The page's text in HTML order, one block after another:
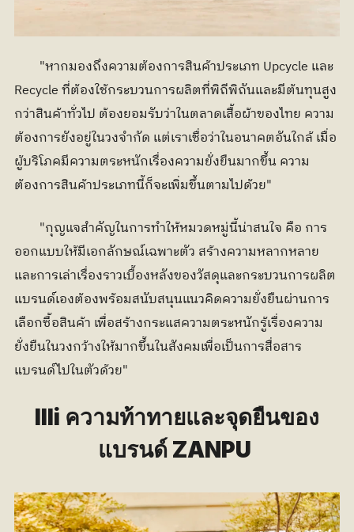
Recycle ที่ต้องใช้กระบวนการผลิตที่พิถีพิถันและมีต้นทุนสูง
กว่าสินค้าทั่วไป ต้องยอมรับว่าในตลาดเสื้อผ้าของไทย ความ
ต้องการยังอยู่ในวงจำกัด แต่เราเชื่อว่าในอนาคตอันใกล้ เมื่อ
ผู้บริโภคมีความตระหนักเรื่องความยั่งยืนมากขึ้น ความ
ต้องการสินค้าประเภทนี้ก็จะเพิ่มขึ้นตามไปด้วย"
ออกแบบให้มีเอกลักษณ์เฉพาะตัว สร้างความหลากหลาย
และการเล่าเรื่องราวเบื้องหลังของวัสดุและกระบวนการผลิต
แบรนด์เองต้องพร้อมสนับสนุนแนวคิดความยั่งยืนผ่านการ
เลือกซื้อสินค้า เพื่อสร้างกระแสความตระหนักรู้เรื่องความ
ยั่งยืนในวงกว้างให้มากขึ้นในสังคมเพื่อเป็นการสื่อสาร
แบรนด์ไปในตัวด้วย"
llli ความท้าทายและจุดยืนของ
แบรนด์ ZANPU